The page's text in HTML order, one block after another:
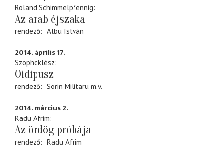
Roland Schimmelpfennig
Az arab éjszaka
rendező Albu István
2014. április 17.
Szophoklész
Oidipusz
rendező Sorin Militaru m.v.
2014. március 2.
Radu Afrim
Az ördög próbája
rendező Radu Afrim